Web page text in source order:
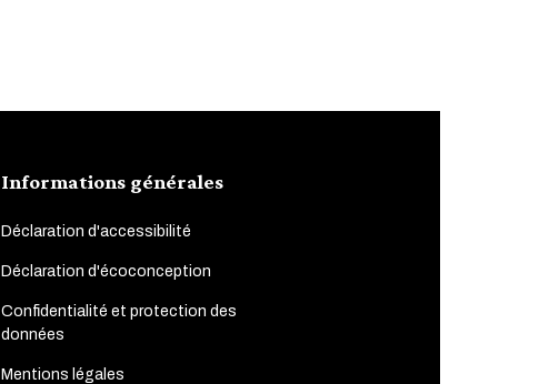
Informations générales
Déclaration d'accessibilité
Déclaration d'écoconception
Confidentialité et protection des
données
Mentions légales